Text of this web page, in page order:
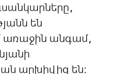
են
առաջին անգամ,
արխիվից են։